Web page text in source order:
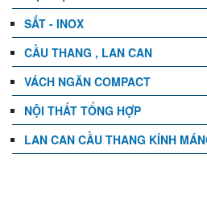
SẮT - INOX
CẦU THANG , LAN CAN
VÁCH NGĂN COMPACT
NỘI THẤT TỔNG HỢP
LAN CAN CẦU THANG KÍNH